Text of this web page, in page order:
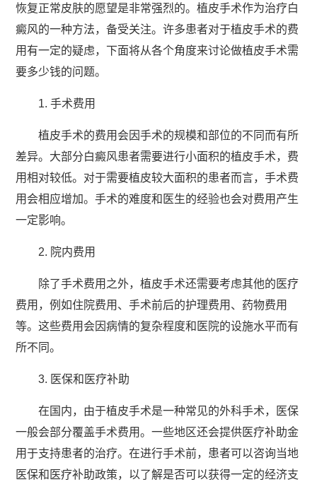
恢复正常皮肤的愿望是非常强烈的。植皮手术作为治疗白
癜风的一种方法，备受关注。许多患者对于植皮手术的费
用有一定的疑虑，下面将从各个角度来讨论做植皮手术需
要多少钱的问题。
1. 手术费用
植皮手术的费用会因手术的规模和部位的不同而有所
差异。大部分白癜风患者需要进行小面积的植皮手术，费
用相对较低。对于需要植皮较大面积的患者而言，手术费
用会相应增加。手术的难度和医生的经验也会对费用产生
一定影响。
2. 院内费用
除了手术费用之外，植皮手术还需要考虑其他的医疗
费用，例如住院费用、手术前后的护理费用、药物费用
等。这些费用会因病情的复杂程度和医院的设施水平而有
所不同。
3. 医保和医疗补助
在国内，由于植皮手术是一种常见的外科手术，医保
一般会部分覆盖手术费用。一些地区还会提供医疗补助金
用于支持患者的治疗。在进行手术前，患者可以咨询当地
医保和医疗补助政策，以了解是否可以获得一定的经济支